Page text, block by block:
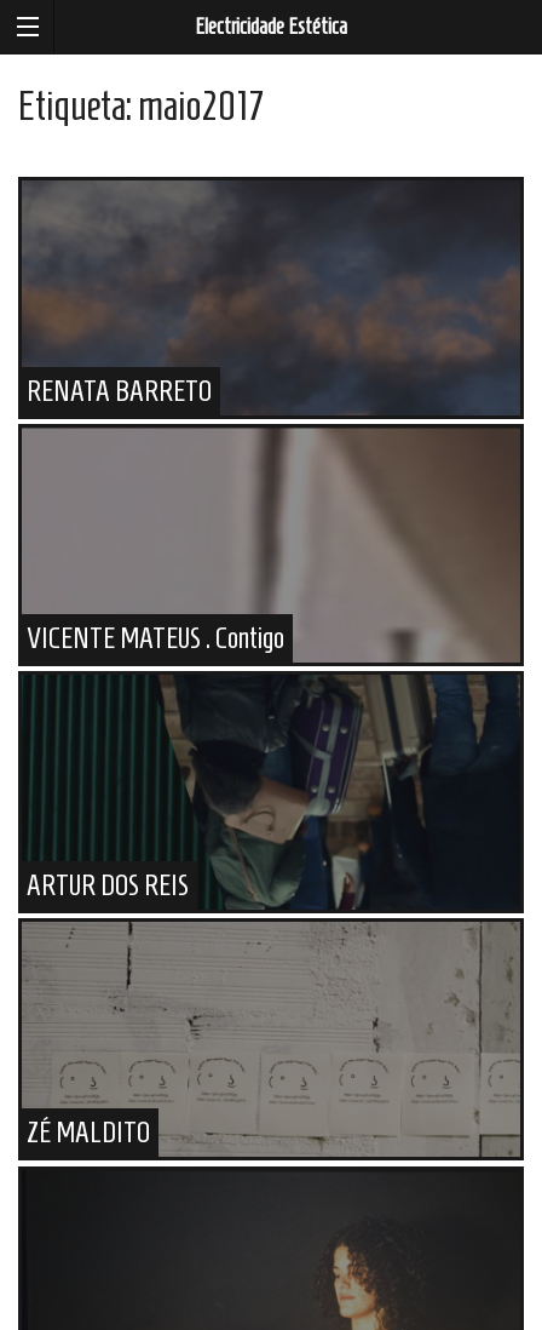
Electricidade Estética
Etiqueta: maio2017
RENATA BARRETO
VICENTE MATEUS . Contigo
ARTUR DOS REIS
ZÉ MALDITO